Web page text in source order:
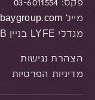
פקס: 03-6011554
מייל
מגדלי LYFE בניין B, הירקון 5א', בני ברק
הצהרת נגישות
מדיניות הפרטיות